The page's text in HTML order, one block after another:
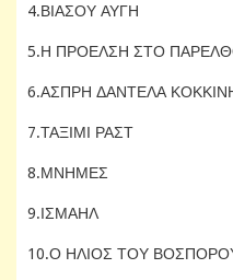
4.ΒΙΑΣΟΥ ΑΥΓΗ
5.Η ΠΡΟΕΛΣΗ ΣΤΟ
6.ΑΣΠΡΗ ΔΑΝΤΕΛΑ
7.ΤΑΞΙΜΙ ΡΑΣΤ
8.ΜΝΗΜΕΣ
9.ΙΣΜΑΗΛ
10.Ο ΗΛΙΟΣ ΤΟΥ